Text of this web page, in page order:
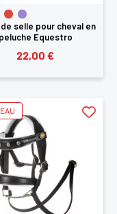
selle pour cheval en
peluche Equestro
22,00 €